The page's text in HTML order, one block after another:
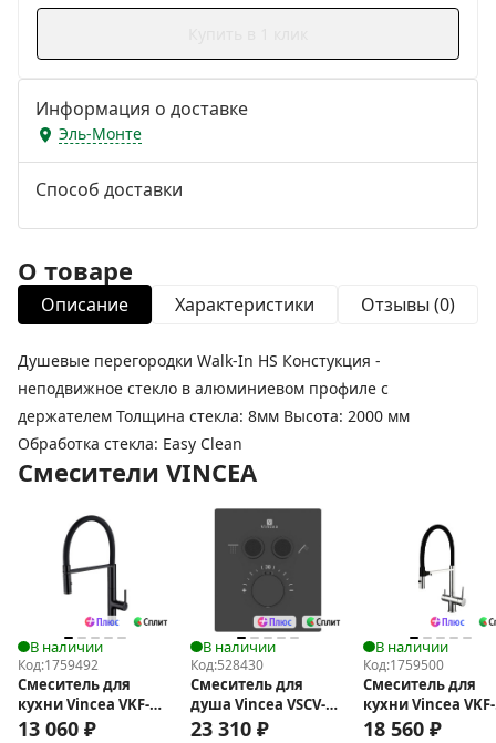
Информация о доставке
Эль-Монте
Способ доставки
О товаре
Описание Характеристики Отзывы (0)
Душевые перегородки Walk-In HS Констукция -
неподвижное стекло в алюминиевом профиле с
держателем Толщина стекла: 8мм Высота: 2000 мм
Обработка стекла: Easy Clean
Смесители VINCEA
В наличии
Код:1759492
Смеситель для
кухни Vincea VKF-
114MB
13 060 ₽
В наличии
Код:528430
Смеситель для
душа Vincea VSCV-
321T-MMB с
23 310 ₽
В наличии
Код:1759500
Смеситель для
кухни Vincea VKF-
120CH
18 560 ₽